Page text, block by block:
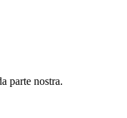
parte nostra.